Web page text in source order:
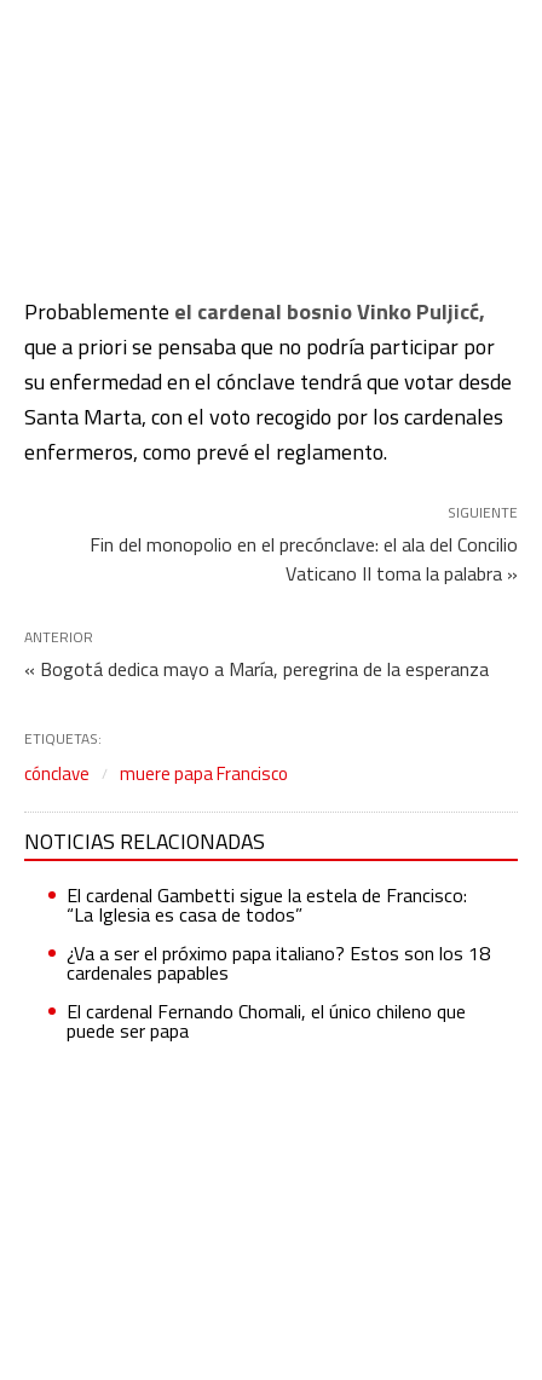
Probablemente el cardenal bosnio Vinko Puljicć,
que a priori se pensaba que no podría participar por
su enfermedad en el cónclave tendrá que votar desde
Santa Marta, con el voto recogido por los cardenales
enfermeros, como prevé el reglamento.
SIGUIENTE
Fin del monopolio en el precónclave: el ala del Concilio
Vaticano II toma la palabra »
ANTERIOR
« Bogotá dedica mayo a María, peregrina de la esperanza
ETIQUETAS:
cónclave muere papa Francisco
NOTICIAS RELACIONADAS
El cardenal Gambetti sigue la estela de Francisco:
“La Iglesia es casa de todos”
¿Va a ser el próximo papa italiano? Estos son los 18
cardenales papables
El cardenal Fernando Chomali, el único chileno que
puede ser papa